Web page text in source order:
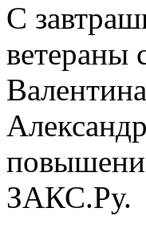
С
ветераны
ЗАКС.Ру.